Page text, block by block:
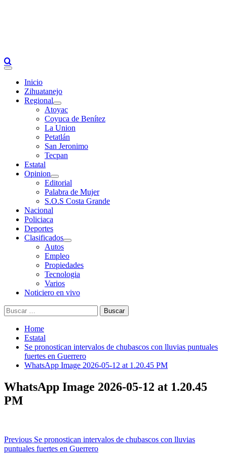
Primary
Inicio
Zihuatanejo
Regional
Atoyac
Coyuca de Benítez
La Union
Petatlán
San Jeronimo
Tecpan
Estatal
Opinion
Editorial
Palabra de Mujer
S.O.S Costa Grande
Nacional
Policiaca
Deportes
Clasificados
Autos
Empleo
Propiedades
Tecnologia
Varios
Noticiero en vivo
Buscar:
Home
Estatal
Se pronostican intervalos de chubascos con lluvias puntuales
fuertes en Guerrero
WhatsApp Image 2026-05-12 at 1.20.45 PM
WhatsApp Image 2026-05-12 at 1.20.45
PM
Post
navigation
Previous Se pronostican intervalos de chubascos con lluvias
puntuales fuertes en Guerrero